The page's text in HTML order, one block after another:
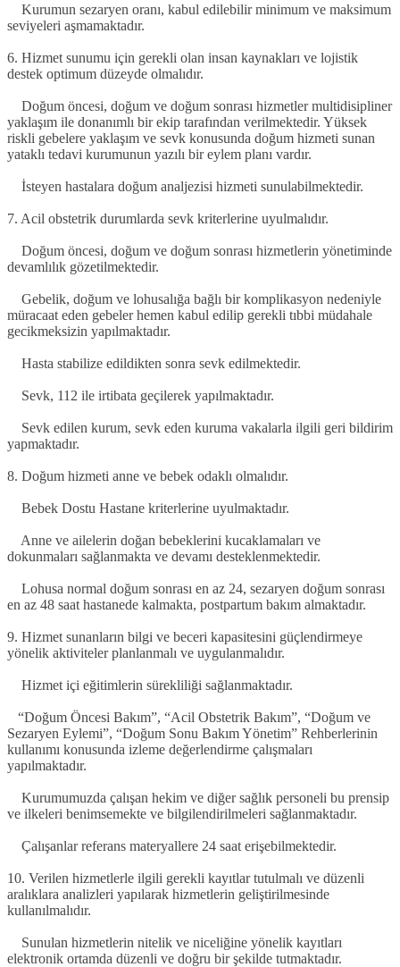
Kurumun sezaryen oranı, kabul edilebilir minimum ve maksimum
seviyeleri aşmamaktadır.
6. Hizmet sunumu için gerekli olan insan kaynakları ve lojistik
destek optimum düzeyde olmalıdır.
Doğum öncesi, doğum ve doğum sonrası hizmetler multidisipliner
yaklaşım ile donanımlı bir ekip tarafından verilmektedir. Yüksek
riskli gebelere yaklaşım ve sevk konusunda doğum hizmeti sunan
yataklı tedavi kurumunun yazılı bir eylem planı vardır.
İsteyen hastalara doğum analjezisi hizmeti sunulabilmektedir.
7. Acil obstetrik durumlarda sevk kriterlerine uyulmalıdır.
Doğum öncesi, doğum ve doğum sonrası hizmetlerin yönetiminde
devamlılık gözetilmektedir.
Gebelik, doğum ve lohusalığa bağlı bir komplikasyon nedeniyle
müracaat eden gebeler hemen kabul edilip gerekli tıbbi müdahale
gecikmeksizin yapılmaktadır.
Hasta stabilize edildikten sonra sevk edilmektedir.
Sevk, 112 ile irtibata geçilerek yapılmaktadır.
Sevk edilen kurum, sevk eden kuruma vakalarla ilgili geri bildirim
yapmaktadır.
8. Doğum hizmeti anne ve bebek odaklı olmalıdır.
Bebek Dostu Hastane kriterlerine uyulmaktadır.
Anne ve ailelerin doğan bebeklerini kucaklamaları ve
dokunmaları sağlanmakta ve devamı desteklenmektedir.
Lohusa normal doğum sonrası en az 24, sezaryen doğum sonrası
en az 48 saat hastanede kalmakta, postpartum bakım almaktadır.
9. Hizmet sunanların bilgi ve beceri kapasitesini güçlendirmeye
yönelik aktiviteler planlanmalı ve uygulanmalıdır.
Hizmet içi eğitimlerin sürekliliği sağlanmaktadır.
“Doğum Öncesi Bakım”, “Acil Obstetrik Bakım”, “Doğum ve
Sezaryen Eylemi”, “Doğum Sonu Bakım Yönetim” Rehberlerinin
kullanımı konusunda izleme değerlendirme çalışmaları
yapılmaktadır.
Kurumumuzda çalışan hekim ve diğer sağlık personeli bu prensip
ve ilkeleri benimsemekte ve bilgilendirilmeleri sağlanmaktadır.
Çalışanlar referans materyallere 24 saat erişebilmektedir.
10. Verilen hizmetlerle ilgili gerekli kayıtlar tutulmalı ve düzenli
aralıklara analizleri yapılarak hizmetlerin geliştirilmesinde
kullanılmalıdır.
Sunulan hizmetlerin nitelik ve niceliğine yönelik kayıtları
elektronik ortamda düzenli ve doğru bir şekilde tutmaktadır.